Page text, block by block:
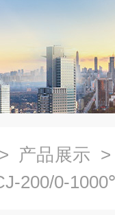
产品展示
200/0-